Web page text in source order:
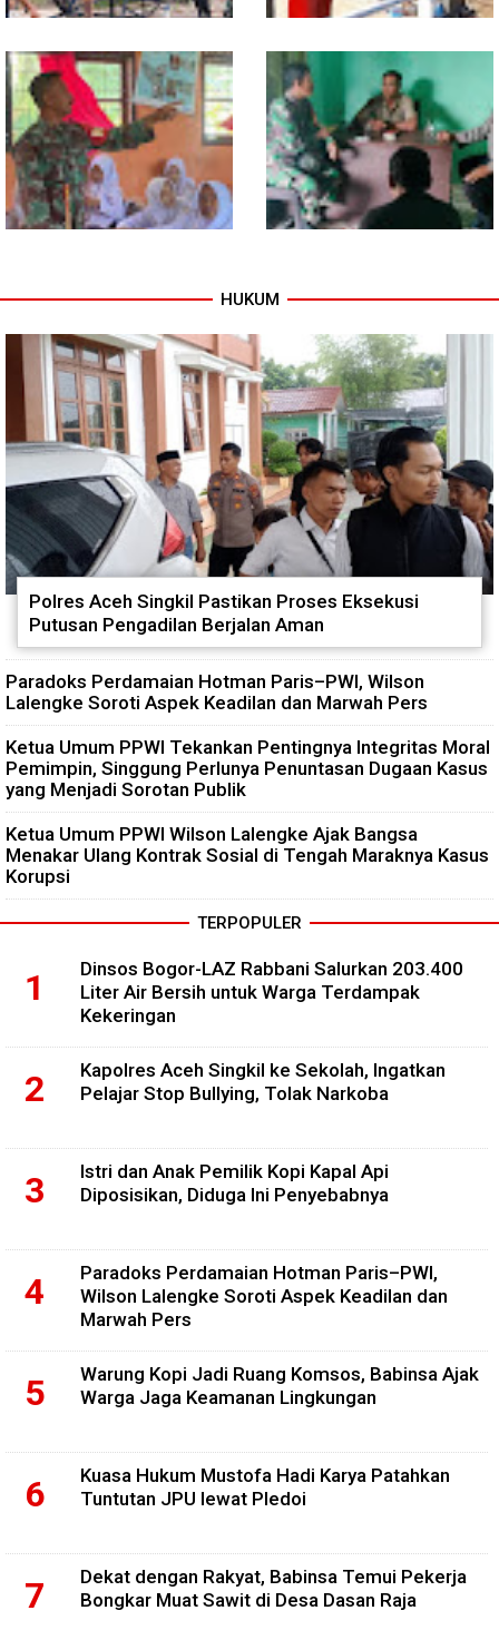
Program TNI AD Manunggal Air
Masuki Tahap Pendirian Tower
Polytank di Simpang Kiri
Sentuhan Akhir Jembatan
Garuda Dikebut, Kodim 0118
Optimistis Tepat Waktu
Babinsa Tanamkan Nilai
kepada Siswa SMP
Babinsa dan Bhabinkamtibmas
Kibarkan Merah Putih
HUKUM
Polres Aceh Singkil Pastikan Proses Eksekusi
Putusan Pengadilan Berjalan Aman
Paradoks Perdamaian Hotman Paris–PWI, Wilson
Lalengke Soroti Aspek Keadilan dan Marwah Pers
Ketua Umum PPWI Tekankan Pentingnya Integritas Moral
Pemimpin, Singgung Perlunya Penuntasan Dugaan Kasus
yang Menjadi Sorotan Publik
Ketua Umum PPWI Wilson Lalengke Ajak Bangsa
Menakar Ulang Kontrak Sosial di Tengah Maraknya Kasus
Korupsi
TERPOPULER
Dinsos Bogor-LAZ Rabbani Salurkan 203.400
Liter Air Bersih untuk Warga Terdampak
Kekeringan
Kapolres Aceh Singkil ke Sekolah, Ingatkan
Pelajar Stop Bullying, Tolak Narkoba
Istri dan Anak Pemilik Kopi Kapal Api
Diposisikan, Diduga Ini Penyebabnya
Paradoks Perdamaian Hotman Paris–PWI,
Wilson Lalengke Soroti Aspek Keadilan dan
Marwah Pers
Warung Kopi Jadi Ruang Komsos, Babinsa Ajak
Warga Jaga Keamanan Lingkungan
Kuasa Hukum Mustofa Hadi Karya Patahkan
Tuntutan JPU lewat Pledoi
Dekat dengan Rakyat, Babinsa Temui Pekerja
Bongkar Muat Sawit di Desa Dasan Raja